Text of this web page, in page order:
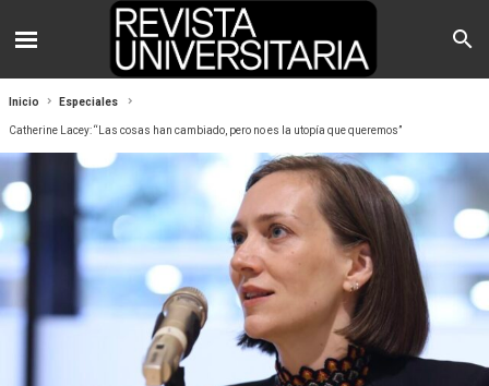
Inicio Especiales
Catherine Lacey: “Las cosas han cambiado, pero no es la utopía que queremos”